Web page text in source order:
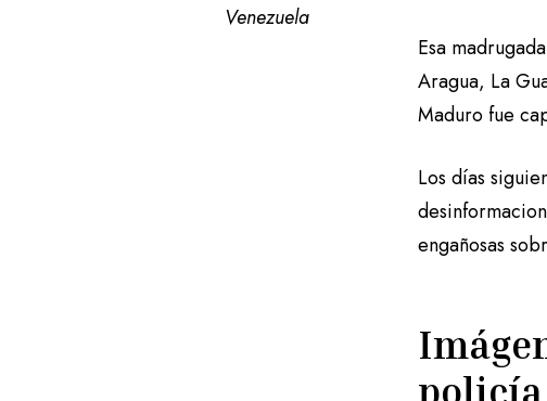
Venezuela
Esa
Aragua, La
Maduro fue
Los días
engañosas
policía